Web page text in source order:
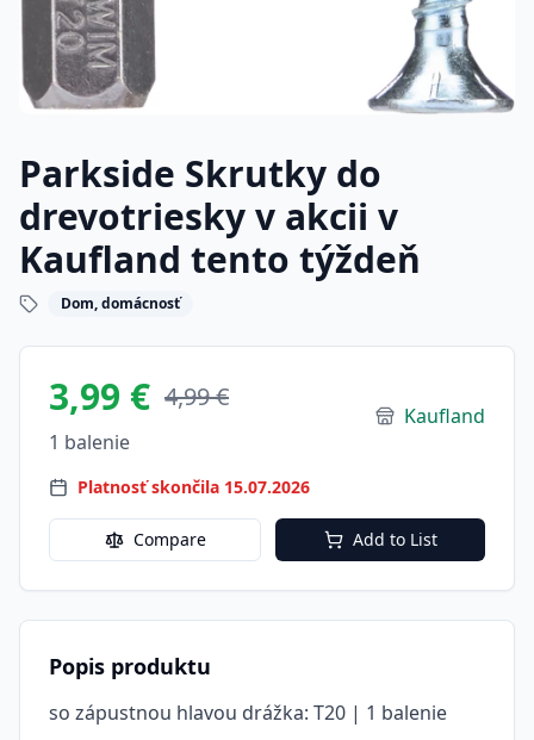
Parkside Skrutky do
drevotriesky v akcii v
Kaufland tento týždeň
Dom, domácnosť
3,99 € 4,99 €
1 balenie
Kaufland
Platnosť skončila 15.07.2026
Compare Add to List
Popis produktu
so zápustnou hlavou drážka: T20 | 1 balenie